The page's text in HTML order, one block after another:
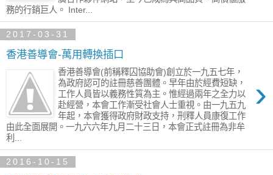
務的行銷巨人。 Inter...
2017-03-31
香港善導會-萬用轉換插口
›
香港善導會(前稱釋囚協助會)創立於一九五七年，
為政府認可的註冊慈善團體。早年由於經費短缺，
工作人員皆以義務性質為主。惟經過兩年之全力以
赴經營，本會工作漸受社會人士重視。由一九五九
年起，本會獲得政府財政支持，刑釋人員康復工作
由此全面展開。一九六六年九月二十三日，本會正式註冊為非牟
利...
2016-10-15